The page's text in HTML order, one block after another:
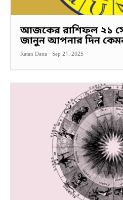
আজকের রাশিফল ২১
জানুন আপনার দিন
Ratan Datta - Sep 21, 2025